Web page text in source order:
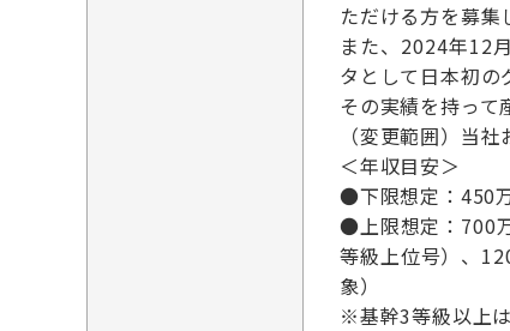
ただける方を募集
また、2024年12
タとして日本初の
その実績を持って
（変更範囲）当
＜年収目安＞
●下限想定：450
●上限想定：700
等級上位号）、
象）
※基幹3等級以上